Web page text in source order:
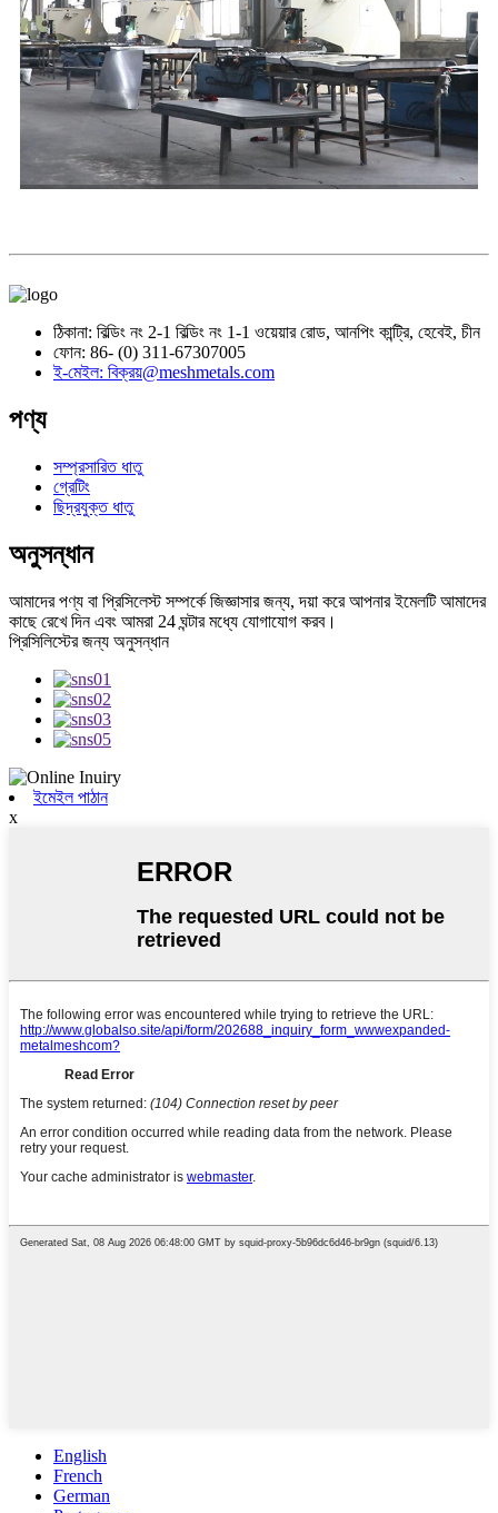
ঠিকানা: বিল্ডিং নং 2-1 বিল্ডিং নং 1-1 ওয়েয়ার রোড, আনপিং কান্ট্রি, হেবেই, চীন
ফোন: 86- (0) 311-67307005
ই-মেইল: বিক্রয়@meshmetals.com
পণ্য
সম্প্রসারিত ধাতু
গ্রেটিং
ছিদ্রযুক্ত ধাতু
অনুসন্ধান
আমাদের পণ্য বা প্রিসিলেস্ট সম্পর্কে জিজ্ঞাসার জন্য, দয়া করে আপনার ইমেলটি আমাদের
কাছে রেখে দিন এবং আমরা 24 ঘন্টার মধ্যে যোগাযোগ করব।
প্রিসিলিস্টের জন্য অনুসন্ধান
ইমেইল পাঠান
x
English
French
German